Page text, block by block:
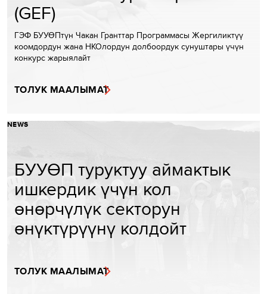
(GEF)
ГЭФ БУУӨПтүн Чакан Гранттар Программасы Жергиликтүү
коомдордун жана НКОлордун долбоордук сунуштары үчүн
конкурс жарыялайт
ТОЛУК МААЛЫМАТ
NEWS
БУУӨП туруктуу аймактык
ишкердик үчүн кол
өнөрчүлүк секторун
өнүктүрүүнү колдойт
ТОЛУК МААЛЫМАТ